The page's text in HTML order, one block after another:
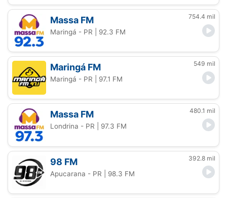
Massa FM 754.4 mil
Maringá - PR | 92.3 FM
Maringá FM 549 mil
Maringá - PR | 97.1 FM
Massa FM 480.1 mil
Londrina - PR | 97.3 FM
98 FM 392.8 mil
Apucarana - PR | 98.3 FM